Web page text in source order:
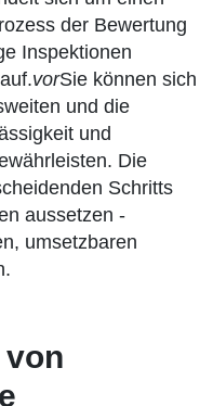
der Bewertung
Inspektionen
vorSie können sich
und die
und
Die
Schritts
aussetzen -
umsetzbaren
von